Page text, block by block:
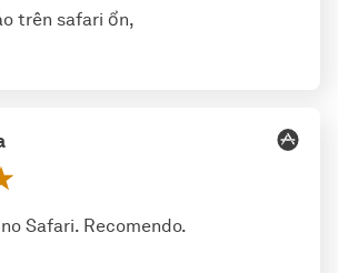
trên safari ổn,
Safari. Recomendo.